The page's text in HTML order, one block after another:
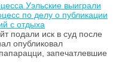
Уэльские выиграли
по делу о публикации
с отдыха
подали иск в суд после
опубликовал
запечатлевшие